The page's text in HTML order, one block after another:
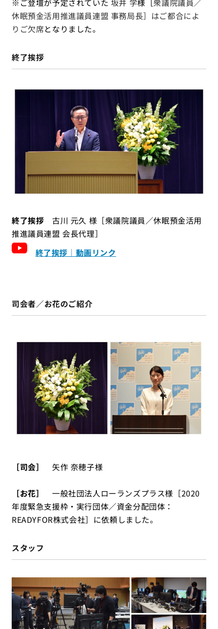
※ご登壇が予定されていた 坂井 学様［衆議院議員／
休眠預金活用推進議員連盟 事務局長］はご都合によ
りご欠席となりました。
終了挨拶
終了挨拶 古川 元久 様［衆議院議員／休眠預金活用
推進議員連盟 会長代理］
終了挨拶｜動画リンク
司会者／お花のご紹介
［司会］ 矢作 奈穂子様
［お花］ 一般社団法人ローランズプラス様［2020
年度緊急支援枠・実行団体／資金分配団体：
READYFOR株式会社］に依頼しました。
スタッフ